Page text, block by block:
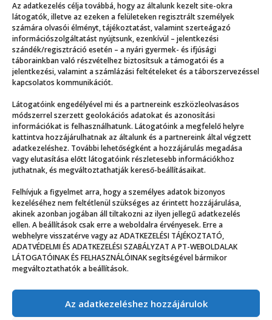
Az adatkezelés célja továbbá, hogy az általunk kezelt site-okra
látogatók, illetve az ezeken a felületeken regisztrált személyek
számára olvasói élményt, tájékoztatást, valamint szerteágazó
információszolgáltatást nyújtsunk, ezenkívül – jelentkezési
szándék/regisztráció esetén – a nyári gyermek- és ifjúsági
táborainkban való részvételhez biztosítsuk a támogatói és a
jelentkezési, valamint a számlázási feltételeket és a táborszervezéssel
kapcsolatos kommunikációt.
Látogatóink engedélyével mi és a partnereink eszközleolvasásos
módszerrel szerzett geolokációs adatokat és azonosítási
információkat is felhasználhatunk. Látogatóink a megfelelő helyre
kattintva hozzájárulhatnak az általunk és a partnereink által végzett
adatkezeléshez. További lehetőségként a hozzájárulás megadása
vagy elutasítása előtt látogatóink részletesebb információkhoz
juthatnak, és megváltoztathatják kereső-beállításaikat.
Felhívjuk a figyelmet arra, hogy a személyes adatok bizonyos
kezeléséhez nem feltétlenül szükséges az érintett hozzájárulása,
akinek azonban jogában áll tiltakozni az ilyen jellegű adatkezelés
ellen. A beállítások csak erre a weboldalra érvényesek. Erre a
webhelyre visszatérve vagy az ADATKEZELÉSI TÁJÉKOZTATÓ,
ADATVÉDELMI ÉS ADATKEZELÉSI SZABÁLYZAT A PT-WEBOLDALAK
LÁTOGATÓINAK ÉS FELHASZNÁLÓINAK segítségével bármikor
megváltoztathatók a beállítások.
Az adatkezeléshez hozzájárulok
Még több
Menzakajára számítottam, de jobbat kaptunk